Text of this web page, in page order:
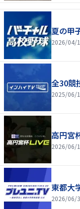
夏の甲
2026/04/
全30競
2025/06/
高円宮
2026/06/
東都大
2026/06/